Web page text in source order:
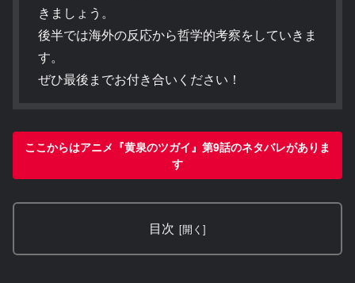
きましょう。
後半では海外の反応から哲学的考察をしていきま
す。
ぜひ最後までお付き合いください！
ここからはアニメ『黄泉のツガイ』第9話のネタバレがありま
す
目次